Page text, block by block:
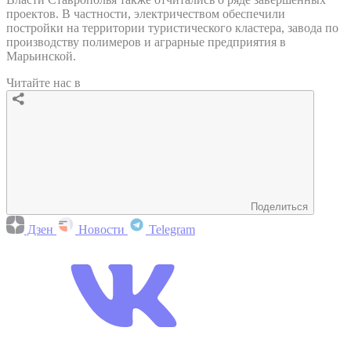
проектов. В частности, электричеством обеспечили
постройки на территории туристического кластера, завода по
производству полимеров и аграрные предприятия в
Марьинской.
Читайте нас в
Поделиться
Дзен Новости Telegram